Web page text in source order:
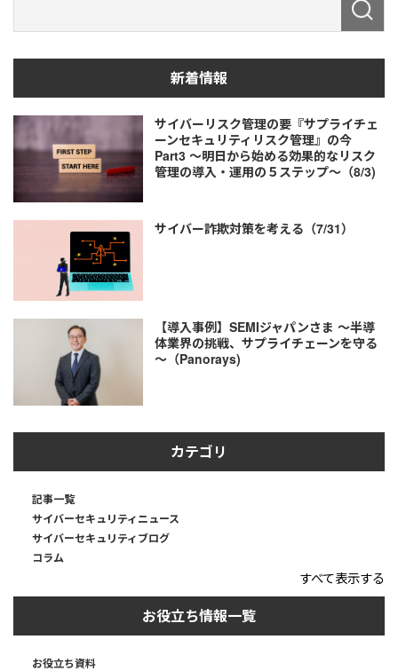
新着情報
サイバーリスク管理の要『サプライチェ
ーンセキュリティリスク管理』の今
Part3 ～明日から始める効果的なリスク
管理の導入・運用の５ステップ～（8/3)
サイバー詐欺対策を考える（7/31）
【導入事例】SEMIジャパンさま ～半導
体業界の挑戦、サプライチェーンを守る
～（Panorays)
カテゴリ
記事一覧
サイバーセキュリティニュース
サイバーセキュリティブログ
コラム
すべて表示する
お役立ち情報一覧
お役立ち資料